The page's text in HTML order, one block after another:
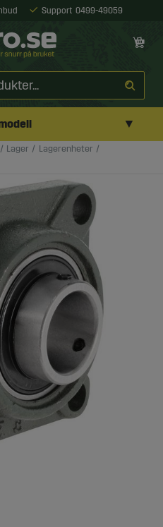
Support 0499-49059
▼
Lager
Lagerenheter